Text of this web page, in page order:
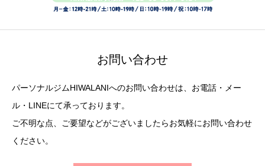
お問い合わせ
パーソナルジムHIWALANIへのお問い合わせは、お電話・メー
ル・LINEにて承っております。
ご不明な点、ご要望などがございましたらお気軽にお問い合わせ
ください。